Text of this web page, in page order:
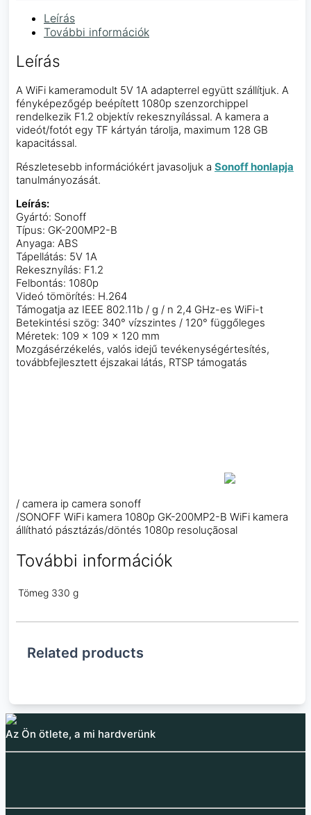
Leírás
További információk
Leírás
A WiFi kameramodult 5V 1A adapterrel együtt szállítjuk. A
fényképezőgép beépített 1080p szenzorchippel
rendelkezik F1.2 objektív rekesznyílással. A kamera a
videót/fotót egy TF kártyán tárolja, maximum 128 GB
kapacitással.
Részletesebb információkért javasoljuk a Sonoff honlapja
tanulmányozását.
Leírás:
Gyártó: Sonoff
Típus: GK-200MP2-B
Anyaga: ABS
Tápellátás: 5V 1A
Rekesznyílás: F1.2
Felbontás: 1080p
Videó tömörítés: H.264
Támogatja az IEEE 802.11b / g / n 2,4 GHz-es WiFi-t
Betekintési szög: 340° vízszintes / 120° függőleges
Méretek: 109 x 109 x 120 mm
Mozgásérzékelés, valós idejű tevékenységértesítés,
továbbfejlesztett éjszakai látás, RTSP támogatás
/ camera ip camera sonoff
/SONOFF WiFi kamera 1080p GK-200MP2-B WiFi kamera
állítható pásztázás/döntés 1080p resoluçãosal
További információk
Tömeg 330 g
Related products
Az Ön ötlete, a mi hardverünk